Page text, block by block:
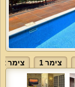
צימר 1 צימר 2